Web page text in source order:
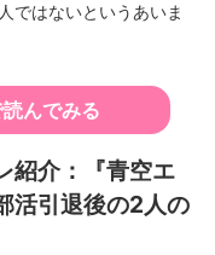
ではないというあいま
んでみる
紹介：『青空エ
活引退後の2人の